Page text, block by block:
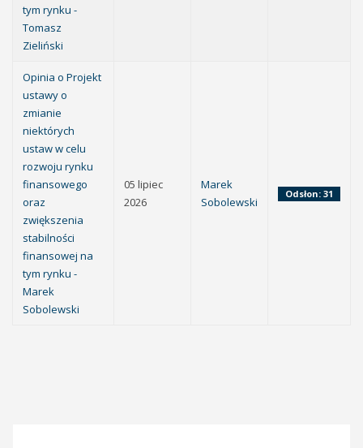
tym rynku -
Tomasz
Zieliński
Opinia o Projekt
ustawy o
zmianie
niektórych
ustaw w celu
rozwoju rynku
finansowego
oraz
zwiększenia
stabilności
finansowej na
tym rynku -
Marek
Sobolewski
05 lipiec
2026
Marek
Sobolewski
Odsłon: 31